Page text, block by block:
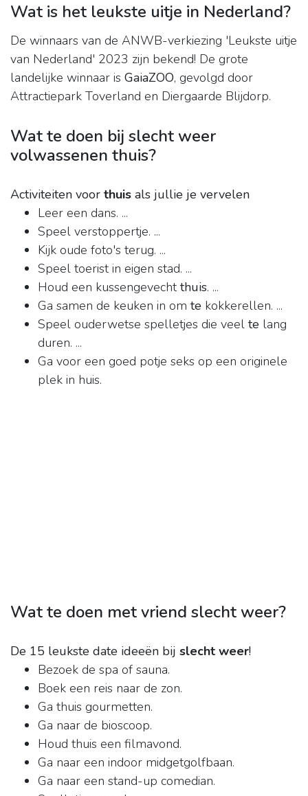
Wat is het leukste uitje in Nederland?
De winnaars van de ANWB-verkiezing 'Leukste uitje
van Nederland' 2023 zijn bekend! De grote
landelijke winnaar is GaiaZOO, gevolgd door
Attractiepark Toverland en Diergaarde Blijdorp.
Wat te doen bij slecht weer
volwassenen thuis?
Activiteiten voor thuis als jullie je vervelen
Leer een dans. ...
Speel verstoppertje. ...
Kijk oude foto's terug. ...
Speel toerist in eigen stad. ...
Houd een kussengevechtthuis. ...
Ga samen de keuken in om te kokkerellen. ...
Speel ouderwetse spelletjes die veel te lang
duren. ...
Ga voor een goed potje seks op een originele
plek in huis.
Wat te doen met vriend slecht weer?
De 15 leukste date ideeën bij slecht weer!
Bezoek de spa of sauna.
Boek een reis naar de zon.
Ga thuis gourmetten.
Ga naar de bioscoop.
Houd thuis een filmavond.
Ga naar een indoor midgetgolfbaan.
Ga naar een stand-up comedian.